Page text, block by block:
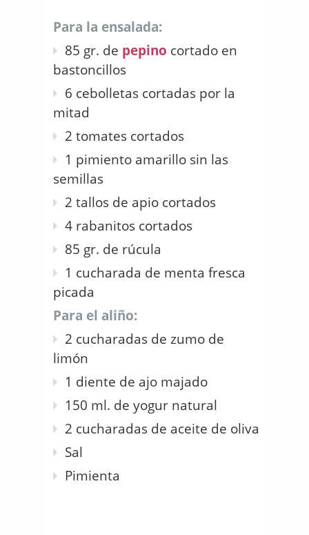
Para la ensalada:
85 gr. de pepino cortado en
bastoncillos
6 cebolletas cortadas por la
mitad
2 tomates cortados
1 pimiento amarillo sin las
semillas
2 tallos de apio cortados
4 rabanitos cortados
85 gr. de rúcula
1 cucharada de menta fresca
picada
Para el aliño:
2 cucharadas de zumo de
limón
1 diente de ajo majado
150 ml. de yogur natural
2 cucharadas de aceite de oliva
Sal
Pimienta